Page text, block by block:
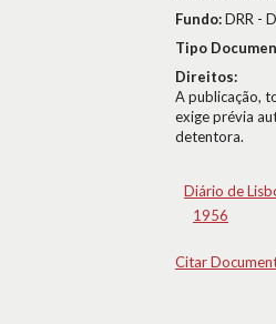
Fundo:DRR -
Tipo
Direitos:
A publicação,
exige prévia
detentora.
Diário de
1956
Citar